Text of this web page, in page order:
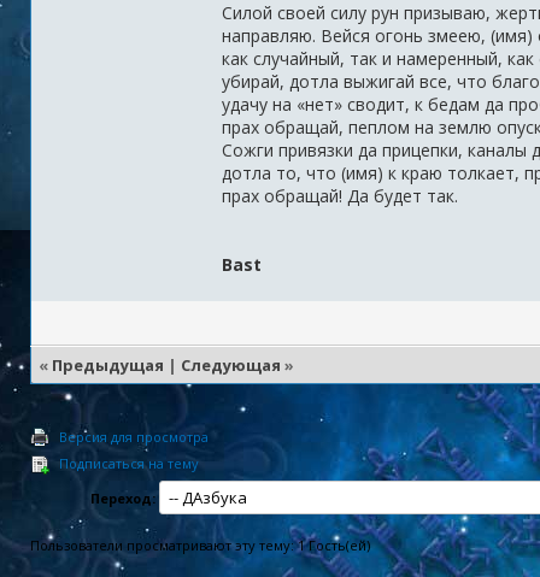
Силой своей силу рун призываю,
направляю. Вейся огонь змеею, (имя)
как случайный, так и намеренный,
убирай, дотла выжигай все, что
удачу на «нет» сводит, к бедам да
прах обращай, пеплом на землю
Сожги привязки да прицепки,
дотла то, что (имя) к краю толкает,
прах обращай! Да будет так.
Bast
« Предыдущая | Следующая »
Версия для просмотра
Подписаться на тему
Переход:
Пользователи просматривают эту тему: 1 Гость(ей)